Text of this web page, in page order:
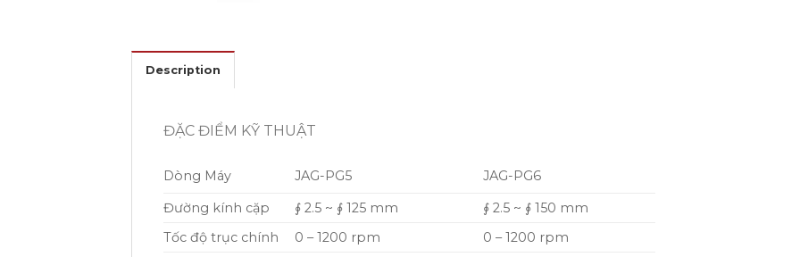
Description
ĐẶC ĐIỂM KỸ THUẬT
Dòng Máy JAG-PG5
JAG-PG6
Đường kính cặp
∮ 2.5 ~ ∮ 125 mm
∮ 2.5 ~ ∮ 150 mm
Tốc độ trục chính
0 – 1200 rpm
0 – 1200 rpm